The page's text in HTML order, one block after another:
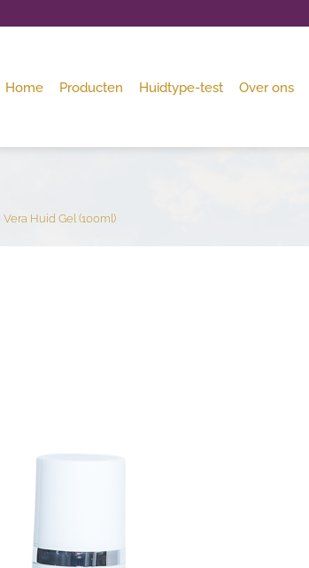
Home Producten Huidtype-test Over ons
Huid Gel (100ml)